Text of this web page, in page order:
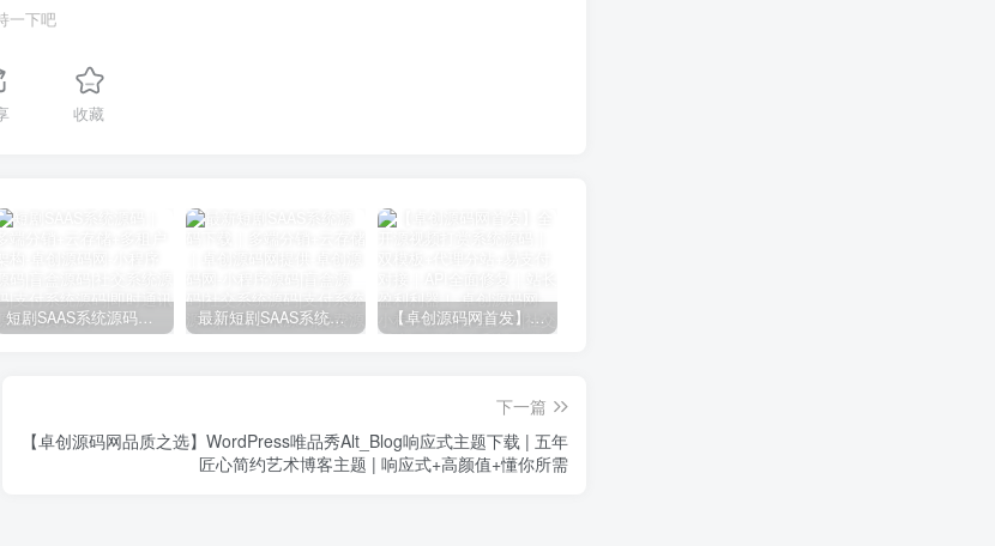
一下吧
收藏
短剧SAAS系统源码｜多端分销+云存储+多租户架构 最新短剧SAAS系统源码下载｜多端分销+云存储｜卓创源码网提供 【卓创源码网首发】全开源视频打赏系统源码｜双模板+代理分站+易支付对接｜API全面修复｜站长盈利利器！​
下一篇
【卓创源码网品质之选】WordPress唯品秀Alt_Blog响应式主题下载 | 五年
匠心简约艺术博客主题 | 响应式+高颜值+懂你所需